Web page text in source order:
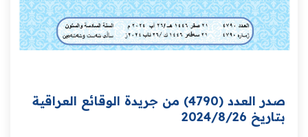
صدر العدد (4790) من جريدة الوقائع العراقية
بتاريخ 2024/8/26